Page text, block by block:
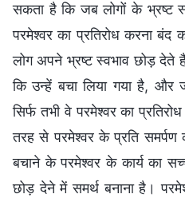
सकता है कि जब लोगों के भ्रष्ट
परमेश्वर का प्रतिरोध करना
लोग अपने भ्रष्ट स्वभाव छोड़ देते
कि उन्हें बचा लिया गया है, और
सिर्फ तभी वे परमेश्वर का
तरह से परमेश्वर के प्रति
बचाने के परमेश्वर के कार्य का
छोड़ देने में समर्थ बनाना है।